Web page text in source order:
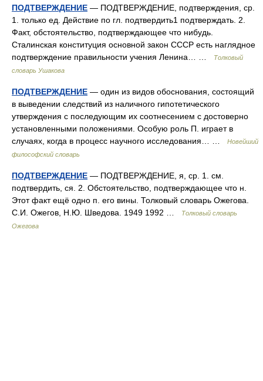
ПОДТВЕРЖДЕНИЕ — ПОДТВЕРЖДЕНИЕ, подтверждения, ср.
1. только ед. Действие по гл. подтвердить1 подтверждать. 2.
Факт, обстоятельство, подтверждающее что нибудь.
Сталинская конституция основной закон СССР есть наглядное
подтверждение правильности учения Ленина… …
Толковый
словарь Ушакова
ПОДТВЕРЖДЕНИЕ — один из видов обоснования, состоящий
в выведении следствий из наличного гипотетического
утверждения с последующим их соотнесением с достоверно
установленными положениями. Особую роль П. играет в
случаях, когда в процесс научного исследования… …
Новейший
философский словарь
ПОДТВЕРЖДЕНИЕ — ПОДТВЕРЖДЕНИЕ, я, ср. 1. см.
подтвердить, ся. 2. Обстоятельство, подтверждающее что н.
Этот факт ещё одно п. его вины. Толковый словарь Ожегова.
С.И. Ожегов, Н.Ю. Шведова. 1949 1992 …
Толковый словарь
Ожегова